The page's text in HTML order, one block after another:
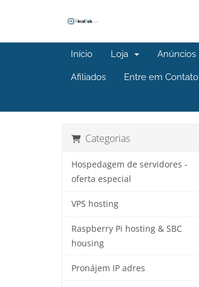
Início Loja Anúncios
Afiliados Entre em Contato
Categorias
Hospedagem de servidores -
oferta especial
VPS hosting
Raspberry Pi hosting & SBC
housing
Pronájem IP adres